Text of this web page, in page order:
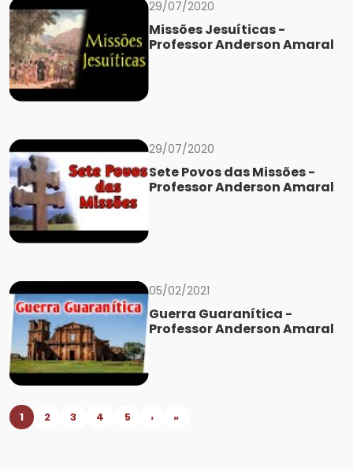
29/07/2020
Missões Jesuíticas -
Professor Anderson Amaral
29/07/2020
Sete Povos das Missões -
Professor Anderson Amaral
05/02/2021
Guerra Guaranítica -
Professor Anderson Amaral
1 2 3 4 5 › »